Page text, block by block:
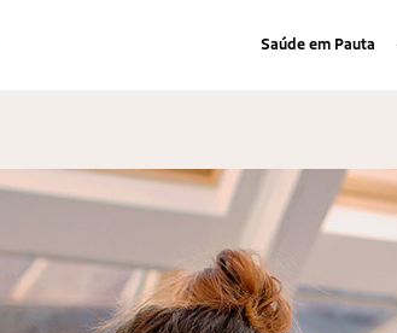
Saúde em Pauta